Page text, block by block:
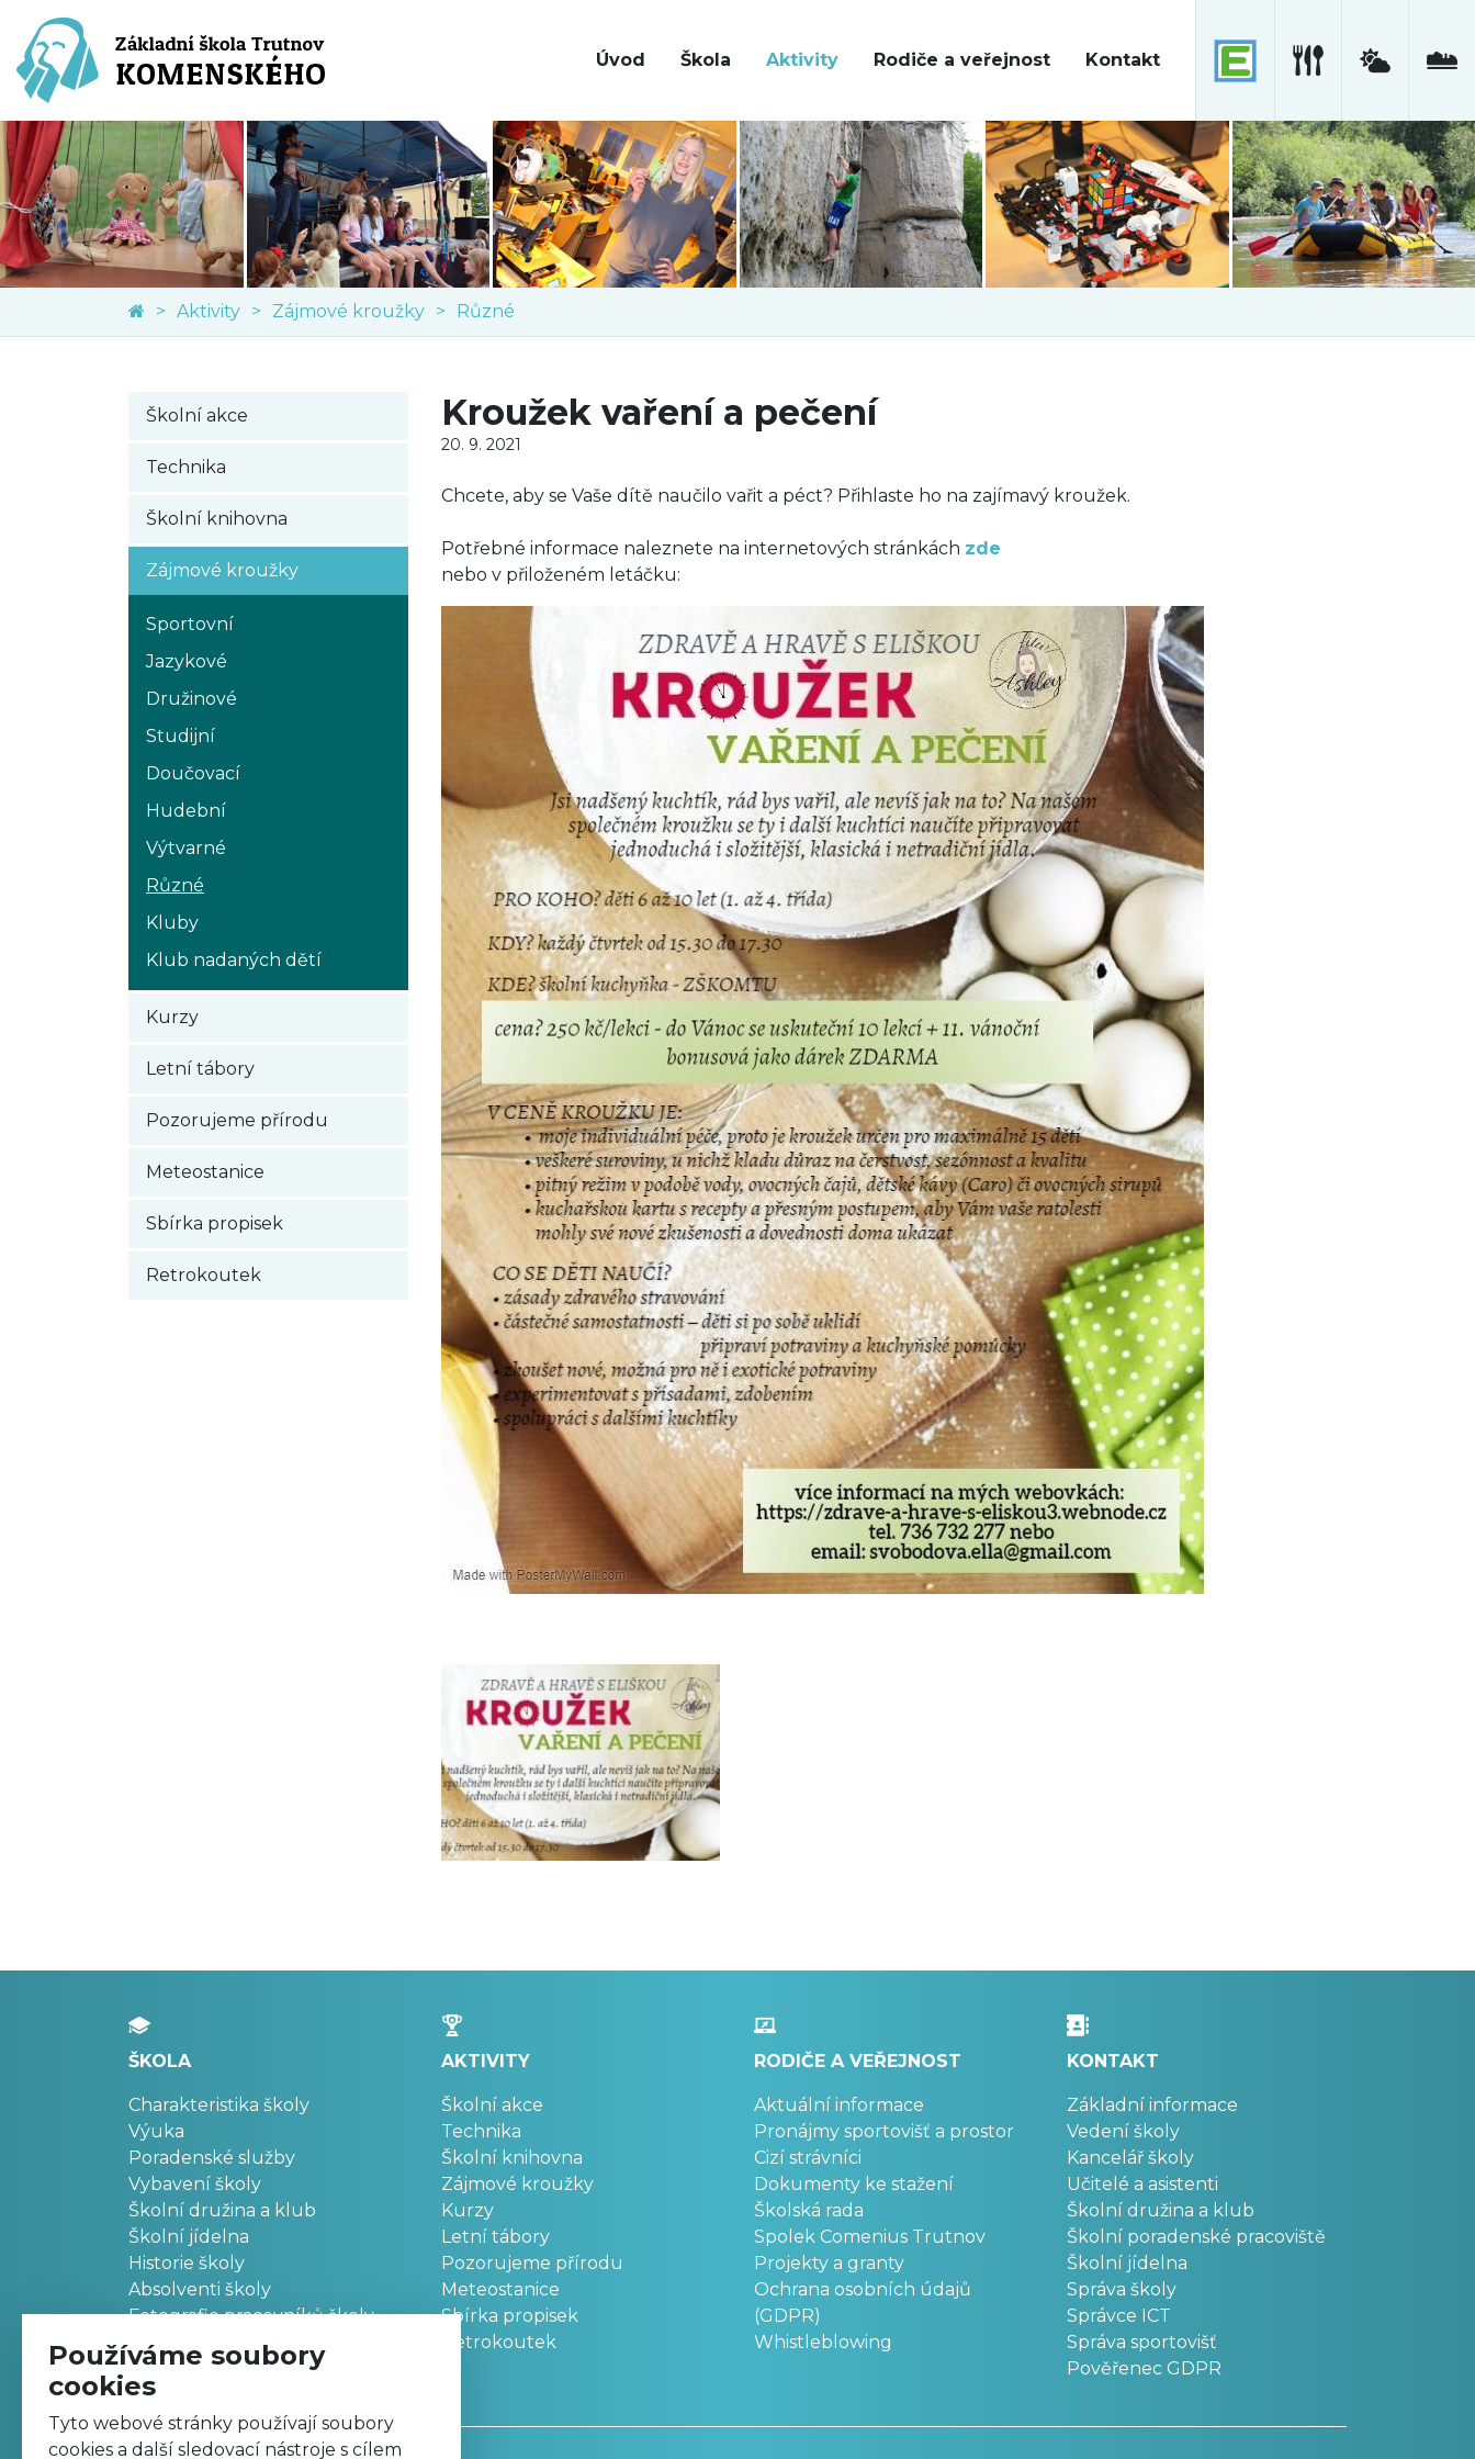
Úvod Škola Aktivity Rodiče a veřejnost Kontakt
Aktivity Zájmové kroužky Různé
Školní akce
Technika
Školní knihovna
Zájmové kroužky
Sportovní
Jazykové
Družinové
Studijní
Doučovací
Hudební
Výtvarné
Různé
Kluby
Klub nadaných dětí
Kurzy
Letní tábory
Pozorujeme přírodu
Meteostanice
Sbírka propisek
Retrokoutek
Kroužek vaření a pečení
20. 9. 2021
Chcete, aby se Vaše dítě naučilo vařit a péct? Přihlaste ho na zajímavý kroužek.
Potřebné informace naleznete na internetových stránkách zde
nebo v přiloženém letáčku:
ŠKOLA
Charakteristika školy
Výuka
Poradenské služby
Vybavení školy
Školní družina a klub
Školní jídelna
Historie školy
Absolventi školy
Fotografie pracovníků školy
AKTIVITY
Školní akce
Technika
Školní knihovna
Zájmové kroužky
Kurzy
Letní tábory
Pozorujeme přírodu
Meteostanice
Sbírka propisek
Retrokoutek
RODIČE A VEŘEJNOST
Aktuální informace
Pronájmy sportovišť a prostor
Cizí strávníci
Dokumenty ke stažení
Školská rada
Spolek Comenius Trutnov
Projekty a granty
Ochrana osobních údajů
(GDPR)
Whistleblowing
KONTAKT
Základní informace
Vedení školy
Kancelář školy
Učitelé a asistenti
Školní družina a klub
Školní poradenské pracoviště
Školní jídelna
Správa školy
Správce ICT
Správa sportovišť
Pověřenec GDPR
Používáme soubory
cookies
Tyto webové stránky používají soubory
cookies a další sledovací nástroje s cílem